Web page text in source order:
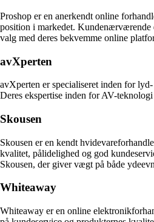
Proshop er en anerkendt online
position i markedet. Kundenærværende
valg med deres bekvemme online
avXperten
avXperten er specialiseret inden for
Deres ekspertise inden for AV-
Skousen
Skousen er en kendt
kvalitet, pålidelighed og god
Skousen, der giver vægt på både
Whiteaway
Whiteaway er en online